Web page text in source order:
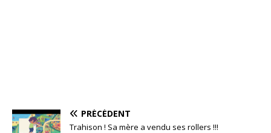
PRÉCÉDENT
Trahison ! Sa mère a vendu ses rollers !!!